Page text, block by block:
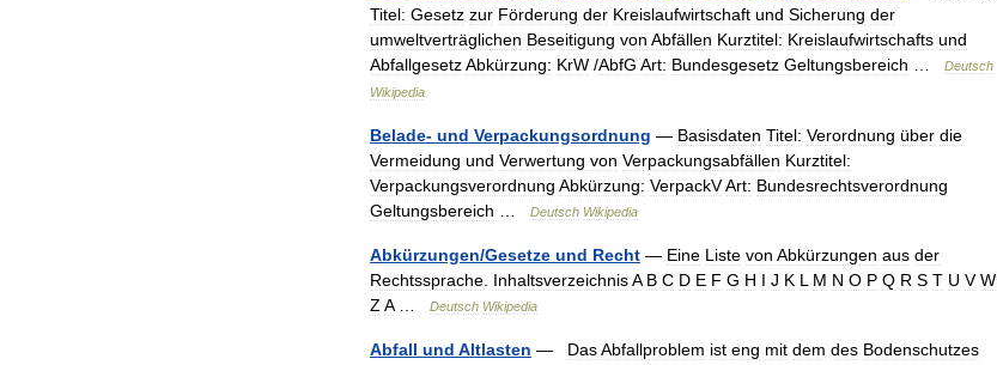
Titel: Gesetz zur Förderung der Kreislaufwirtschaft und Sicherung der
umweltverträglichen Beseitigung von Abfällen Kurztitel: Kreislaufwirtschafts und
AbfallgesetzAbkürzung: KrW /AbfG Art: Bundesgesetz Geltungsbereich
Deutsch
Wikipedia
Belade- und Verpackungsordnung — Basisdaten Titel: Verordnung über die
Vermeidung und Verwertung von Verpackungsabfällen Kurztitel:
Verpackungsverordnung Abkürzung: VerpackVArt: Bundesrechtsverordnung
Geltungsbereich
Deutsch Wikipedia
Abkürzungen/Gesetze und Recht — Eine Liste von Abkürzungen aus der
Rechtssprache InhaltsverzeichnisA B C D E F G H I J K L M N O P Q R S T U V W
Z A… Deutsch Wikipedia
Abfall und Altlasten — DasAbfallproblem ist eng mit dem des Bodenschutzes